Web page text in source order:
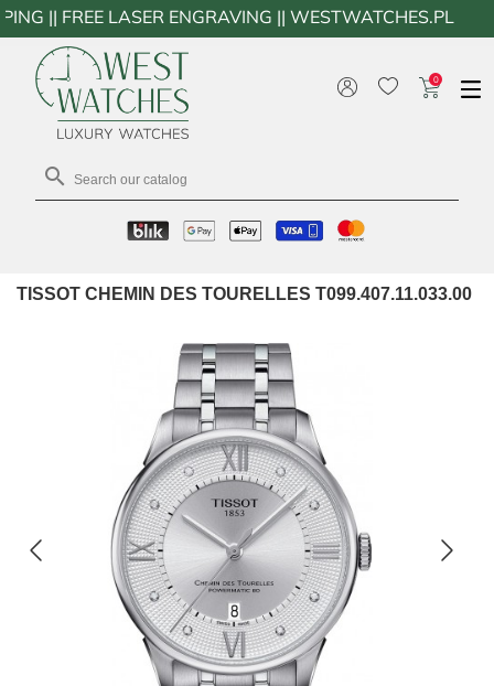

0
LASER ENGRAVING || WESTWATCHES.PL
TISSOT CHEMIN DES TOURELLES T099.407.11.033.00